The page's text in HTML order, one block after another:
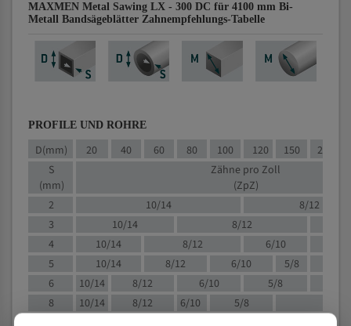
MAXMEN Metal Sawing LX - 300 DC für 4100 mm Bi-
Metall Bandsägeblätter Zahnempfehlungs-Tabelle
PROFILE UND ROHRE
D(mm) 20 40 60 80 100 120 150 200
S
(mm)
Zähne pro Zoll
(ZpZ)
2
10/14
8/12
3
10/14 8/12
4
10/14 8/12 6/10
5
10/14 8/12 6/10
5/8
6
10/14 8/12 6/10
5/8
8
10/14 8/12 6/10 5/8